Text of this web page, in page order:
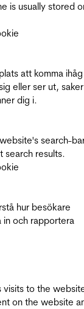
is usually stored
att komma ihåg
eller ser ut,
dig i.
search-
search results.
hur besökare
in och rapportera
visits to the
on the website